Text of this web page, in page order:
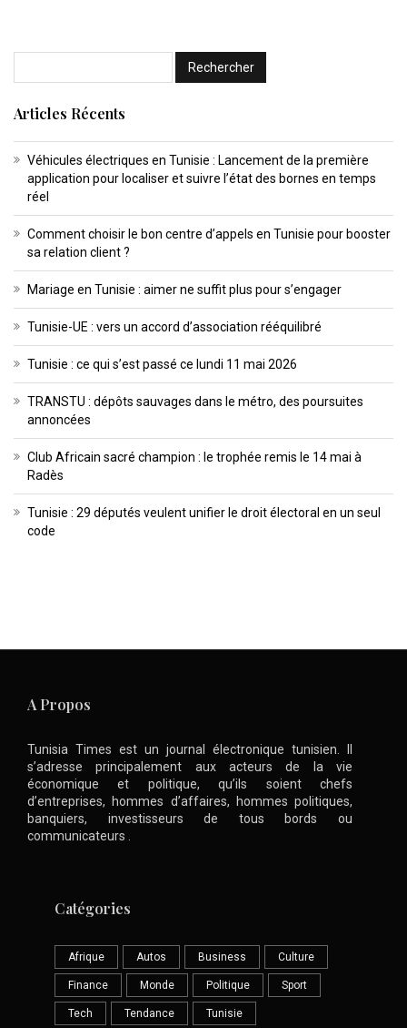
Articles Récents
Véhicules électriques en Tunisie : Lancement de la première
application pour localiser et suivre l’état des bornes en temps
réel
Comment choisir le bon centre d’appels en Tunisie pour booster
sa relation client ?
Mariage en Tunisie : aimer ne suffit plus pour s’engager
Tunisie-UE : vers un accord d’association rééquilibré
Tunisie : ce qui s’est passé ce lundi 11 mai 2026
TRANSTU : dépôts sauvages dans le métro, des poursuites
annoncées
Club Africain sacré champion : le trophée remis le 14 mai à
Radès
Tunisie : 29 députés veulent unifier le droit électoral en un seul
code
A Propos
Tunisia Times est un journal électronique tunisien. Il
s’adresse principalement aux acteurs de la vie
économique et politique, qu’ils soient chefs
d’entreprises, hommes d’affaires, hommes politiques,
banquiers, investisseurs de tous bords ou
communicateurs .
Catégories
Afrique Autos Business Culture
Finance Monde Politique Sport
Tech Tendance Tunisie